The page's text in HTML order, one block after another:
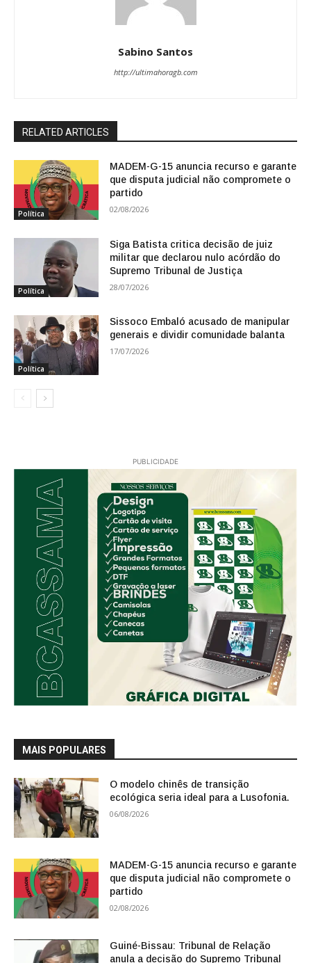
Sabino Santos
http://ultimahoragb.com
RELATED ARTICLES
Política
MADEM-G-15 anuncia recurso e garante
que disputa judicial não compromete o
partido
02/08/2026
Política
Siga Batista critica decisão de juiz
militar que declarou nulo acórdão do
Supremo Tribunal de Justiça
28/07/2026
Política
Sissoco Embaló acusado de manipular
generais e dividir comunidade balanta
17/07/2026
PUBLICIDADE
MAIS POPULARES
O modelo chinês de transição
ecológica seria ideal para a Lusofonia.
06/08/2026
MADEM-G-15 anuncia recurso e garante
que disputa judicial não compromete o
partido
02/08/2026
Guiné-Bissau: Tribunal de Relação
anula a decisão do Supremo Tribunal